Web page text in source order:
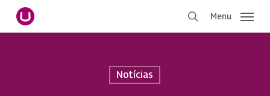
Pular
para
Menu
Notícias